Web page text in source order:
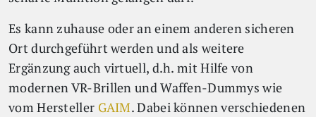
Es kann zuhause oder an einem anderen sicheren
Ort durchgeführt werden und als weitere
Ergänzung auch virtuell, d.h. mit Hilfe von
modernen VR-Brillen und Waffen-Dummys wie
vom Hersteller GAIM. Dabei können verschiedenen